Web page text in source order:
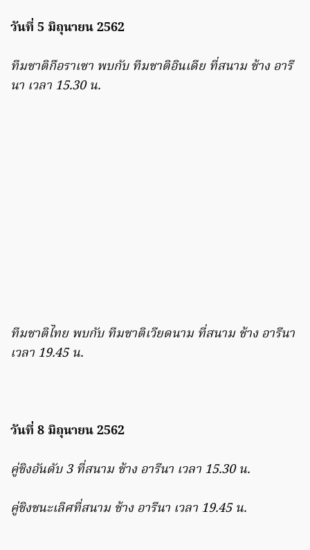
วันที่ 5 มิถุนายน 2562
ทีมชาติกือราเซา พบกับ ทีมชาติอินเดีย ที่สนาม ช้าง อารี
นา เวลา 15.30 น.
ทีมชาติไทย พบกับ ทีมชาติเวียดนาม ที่สนาม ช้าง อารีนา
เวลา 19.45 น.
วันที่ 8 มิถุนายน 2562
คู่ชิงอันดับ 3 ที่สนาม ช้าง อารีนา เวลา 15.30 น.
คู่ชิงชนะเลิศที่สนาม ช้าง อารีนา เวลา 19.45 น.